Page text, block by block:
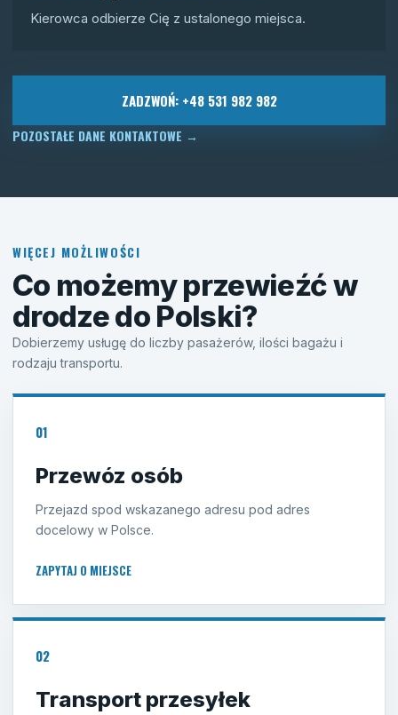
Kierowca odbierze Cię z ustalonego miejsca.
ZADZWOŃ: +48 531 982 982
POZOSTAŁE DANE KONTAKTOWE →
WIĘCEJ MOŻLIWOŚCI
Co możemy przewieźć w
drodze do Polski?
Dobierzemy usługę do liczby pasażerów, ilości bagażu i
rodzaju transportu.
01
Przewóz osób
Przejazd spod wskazanego adresu pod adres
docelowy w Polsce.
ZAPYTAJ O MIEJSCE
02
Transport przesyłek